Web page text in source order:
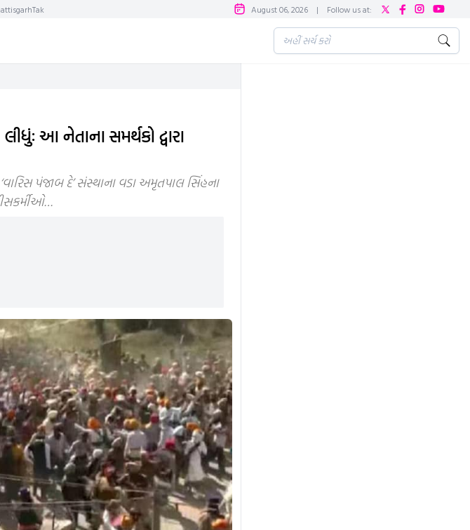
August 06, 2026 | Follow us at:
આ નેતાના સમર્થકો દ્વારા
પંજાબ દે’ સંસ્થાના વડા અમૃતપાલ સિંહના